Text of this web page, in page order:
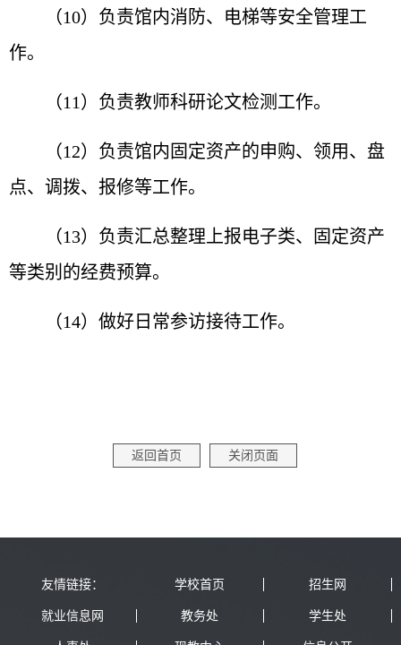
（10）负责馆内消防、电梯等安全管理工
作。
（11）负责教师科研论文检测工作。
（12）负责馆内固定资产的申购、领用、盘
点、调拨、报修等工作。
（13）负责汇总整理上报电子类、固定资产
等类别的经费预算。
（14）做好日常参访接待工作。
返回首页 关闭页面
友情链接： 学校首页 招生网
就业信息网 教务处 学生处